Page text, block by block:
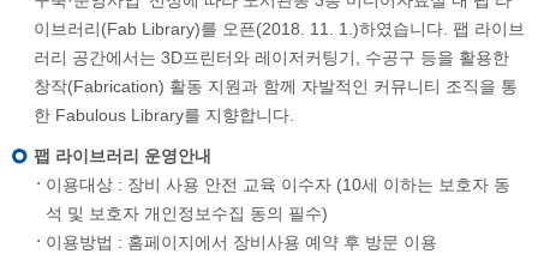
이브러리(Fab Library)를 오픈(2018. 11. 1.)하였습니다. 팹 라이브
러리 공간에서는 3D프린터와 레이저커팅기, 수공구 등을 활용한
창작(Fabrication) 활동 지원과 함께 자발적인 커뮤니티 조직을 통
한 Fabulous Library를 지향합니다.
팹 라이브러리 운영안내
이용대상 : 장비 사용 안전 교육 이수자 (10세 이하는 보호자 동
석 및 보호자 개인정보수집 동의 필수)
이용방법 : 홈페이지에서 장비사용 예약 후 방문 이용